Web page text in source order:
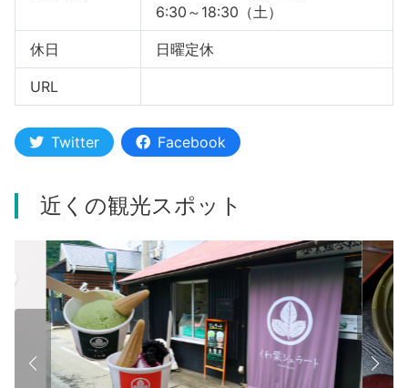
6:30～18:30（土）
休日 日曜定休
URL
Twitter Facebook
近くの観光スポット